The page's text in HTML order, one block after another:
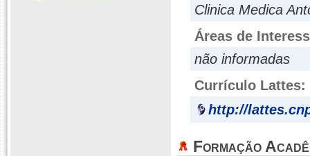
Clinica Medica
Áreas de
não informadas
Currículo Lattes:
http://
Formação